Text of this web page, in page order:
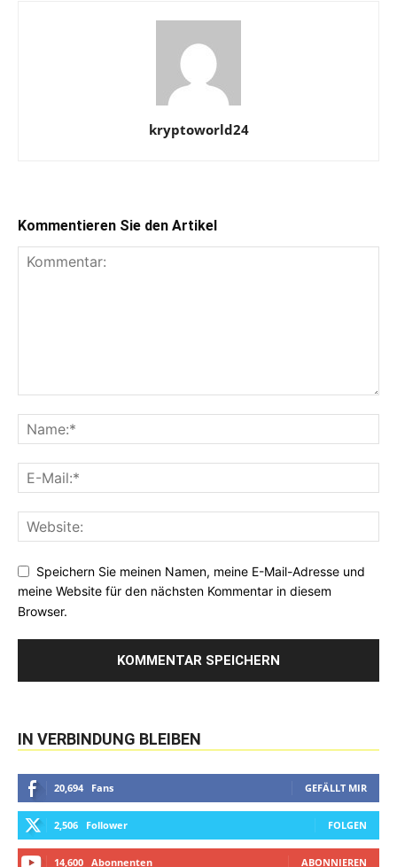
kryptoworld24
Kommentieren Sie den Artikel
Speichern Sie meinen Namen, meine E-Mail-Adresse und
meine Website für den nächsten Kommentar in diesem
Browser.
IN VERBINDUNG BLEIBEN
20,694 Fans GEFÄLLT MIR
2,506 Follower FOLGEN
14,600 Abonnenten ABONNIEREN